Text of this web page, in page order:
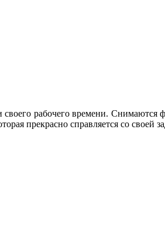
рабочего времени.
прекрасно справляется со своей